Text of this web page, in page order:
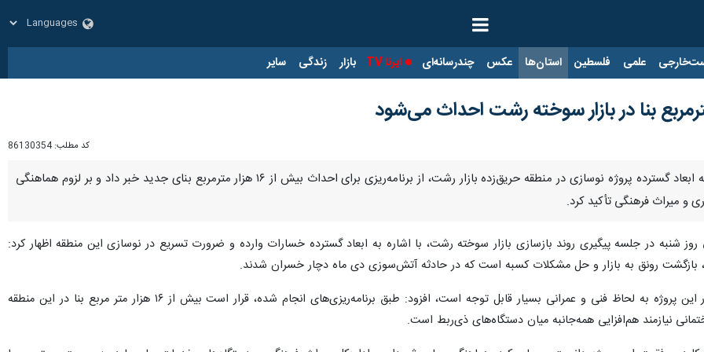
علمی فلسطین استان‌ها عکس چندرسانه‌ای ایرنا TV بازار زندگی سایر
کد مطلب: 86130354
رشت- ایرنا- استاندار گیلان با اشاره به ابعاد گسترده پروژه نوسازی در منطقه حریق‌زده بازار رشت، از برنامه‌ریزی برای احداث بیش از ۱۶ هزار مترمربع بنای جدید خبر داد و بر لزوم هماهنگی
و میراث فرهنگی تأکید کرد.
روز شنبه در جلسه پیگیری روند بازسازی بازار سوخته رشت، با اشاره به ابعاد گسترده خسارات وارده و ضرورت تسریع در نوسازی این منطقه اظهار کرد:
بازگشت رونق به بازار و حل مشکلات کسبه است که در حادثه آتش‌سوزی دی ماه دچار خسران شدند.
وی با بیان اینکه ابعاد ساخت‌ و ساز در این پروژه به لحاظ فنی و عمرانی بسیار قابل توجه است، افزود: طبق برنامه‌ریزی‌های انجام شده، قرار است بیش از ۱۶ هزار متر مربع بنا در این منطقه
نیازمند هم‌افزایی همه‌جانبه میان دستگاه‌های ذی‌ربط است.